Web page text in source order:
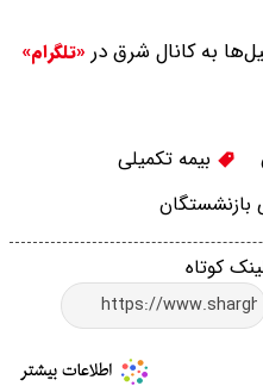
به کانال شرق در «تلگرام»
بیمه‌ تکمیلی
بازنشستگان
کوتاه